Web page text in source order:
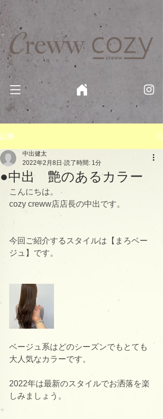
京都・四条 烏丸の美容室・美容院【Creww KYOTO (クルー)】【cozy creww(コージークルー)】 京都市 ヘ
記事
●中出 艶のあるカラー
中出健太
2022年2月8日 読了時間: 1分
こんにちは。
cozy creww店店長の中出です。
今回ご紹介するスタイルは【まろベー
ジュ】です。
ベージュ系はどのシーズンでもとても
大人気なカラーです。
2022年は最新のスタイルでお洒落を楽
しみましょう。